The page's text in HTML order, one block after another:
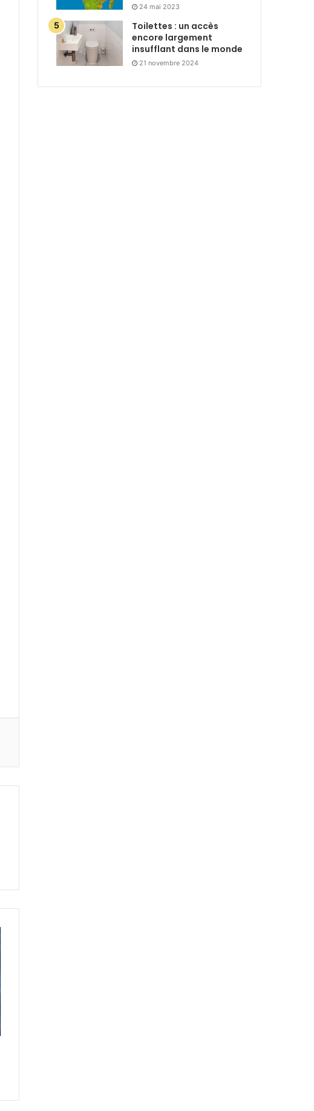
24 mai 2023
Toilettes : un accès
encore largement
insufflant dans le monde
21 novembre 2024